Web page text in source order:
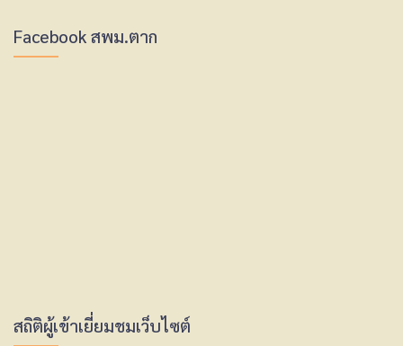
Facebook สพม.ตาก
สถิติผู้เข้าเยี่ยมชมเว็บไซต์